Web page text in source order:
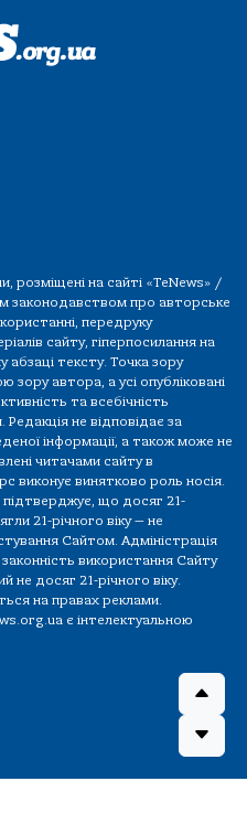
розміщені на сайті «TeNews» /
законодавством про авторське
передруку
сайту, гіперпосилання на
тексту. Точка зору
зору автора, а усі опубліковані
та всебічність
не відповідає за
інформації, а також може не
читачами сайту в
виконує винятково роль носія.
що досяг 21-
21-річного віку — не
Сайтом. Адміністрація
використання Сайту
не досяг 21-річного віку.
на правах реклами.
є інтелектуальною